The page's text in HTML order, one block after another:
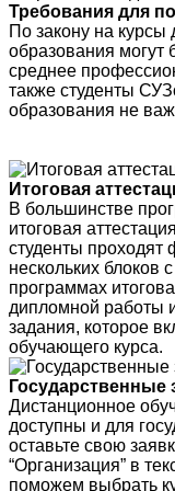
Требования для
По закону на курсы
образования
среднее
также студенты
образования не
Итоговая
В большинстве
итоговая
студенты проходят
нескольких блоков
программах
дипломной работы
задания, которое
обучающего курса.
Государственные
Дистанционное
доступны и для
оставьте свою
“Организация” в
поможем выбрать